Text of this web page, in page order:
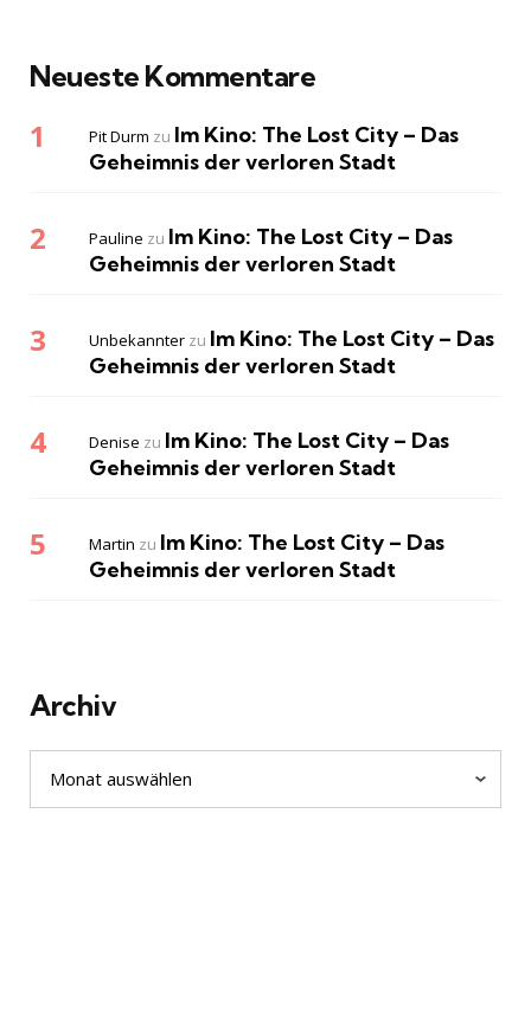
Neueste Kommentare
Pit Durm zu Im Kino: The Lost City – Das
Geheimnis der verloren Stadt
Pauline zu Im Kino: The Lost City – Das
Geheimnis der verloren Stadt
Unbekannter zu Im Kino: The Lost City – Das
Geheimnis der verloren Stadt
Denise zu Im Kino: The Lost City – Das
Geheimnis der verloren Stadt
Martin zu Im Kino: The Lost City – Das
Geheimnis der verloren Stadt
Archiv
Archiv